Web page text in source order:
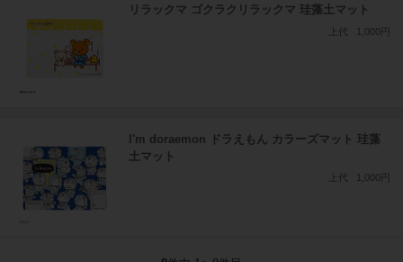
リラックマ ゴクラクリラックマ 珪藻土マット
上代 1,000円
I'm doraemon ドラえもん カラーズマット 珪藻
土マット
上代 1,000円